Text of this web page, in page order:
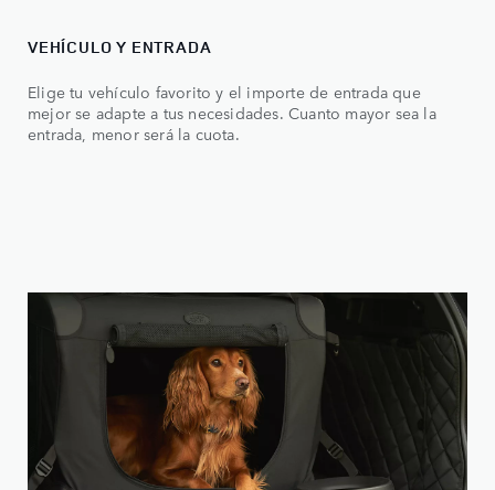
VEHÍCULO Y ENTRADA
Elige tu vehículo favorito y el importe de entrada que
mejor se adapte a tus necesidades. Cuanto mayor sea la
entrada, menor será la cuota.